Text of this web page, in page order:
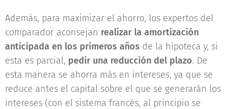
Además, para maximizar el ahorro, los expertos del
comparador aconsejan realizar la amortización
anticipada en los primeros años de la hipoteca y, si
esta es parcial, pedir una reducción del plazo. De
esta manera se ahorra más en intereses, ya que se
reduce antes el capital sobre el que se generarán los
intereses (con el sistema francés, al principio se